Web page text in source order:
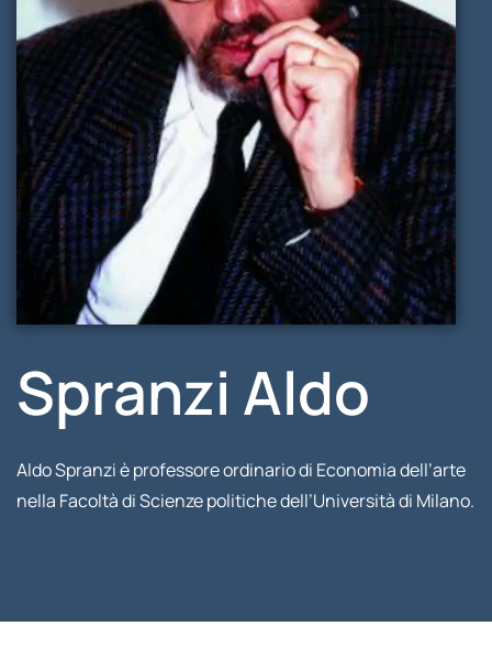
Spranzi Aldo
Aldo Spranzi è professore ordinario di Economia dell’arte
nella Facoltà di Scienze politiche dell’Università di Milano.